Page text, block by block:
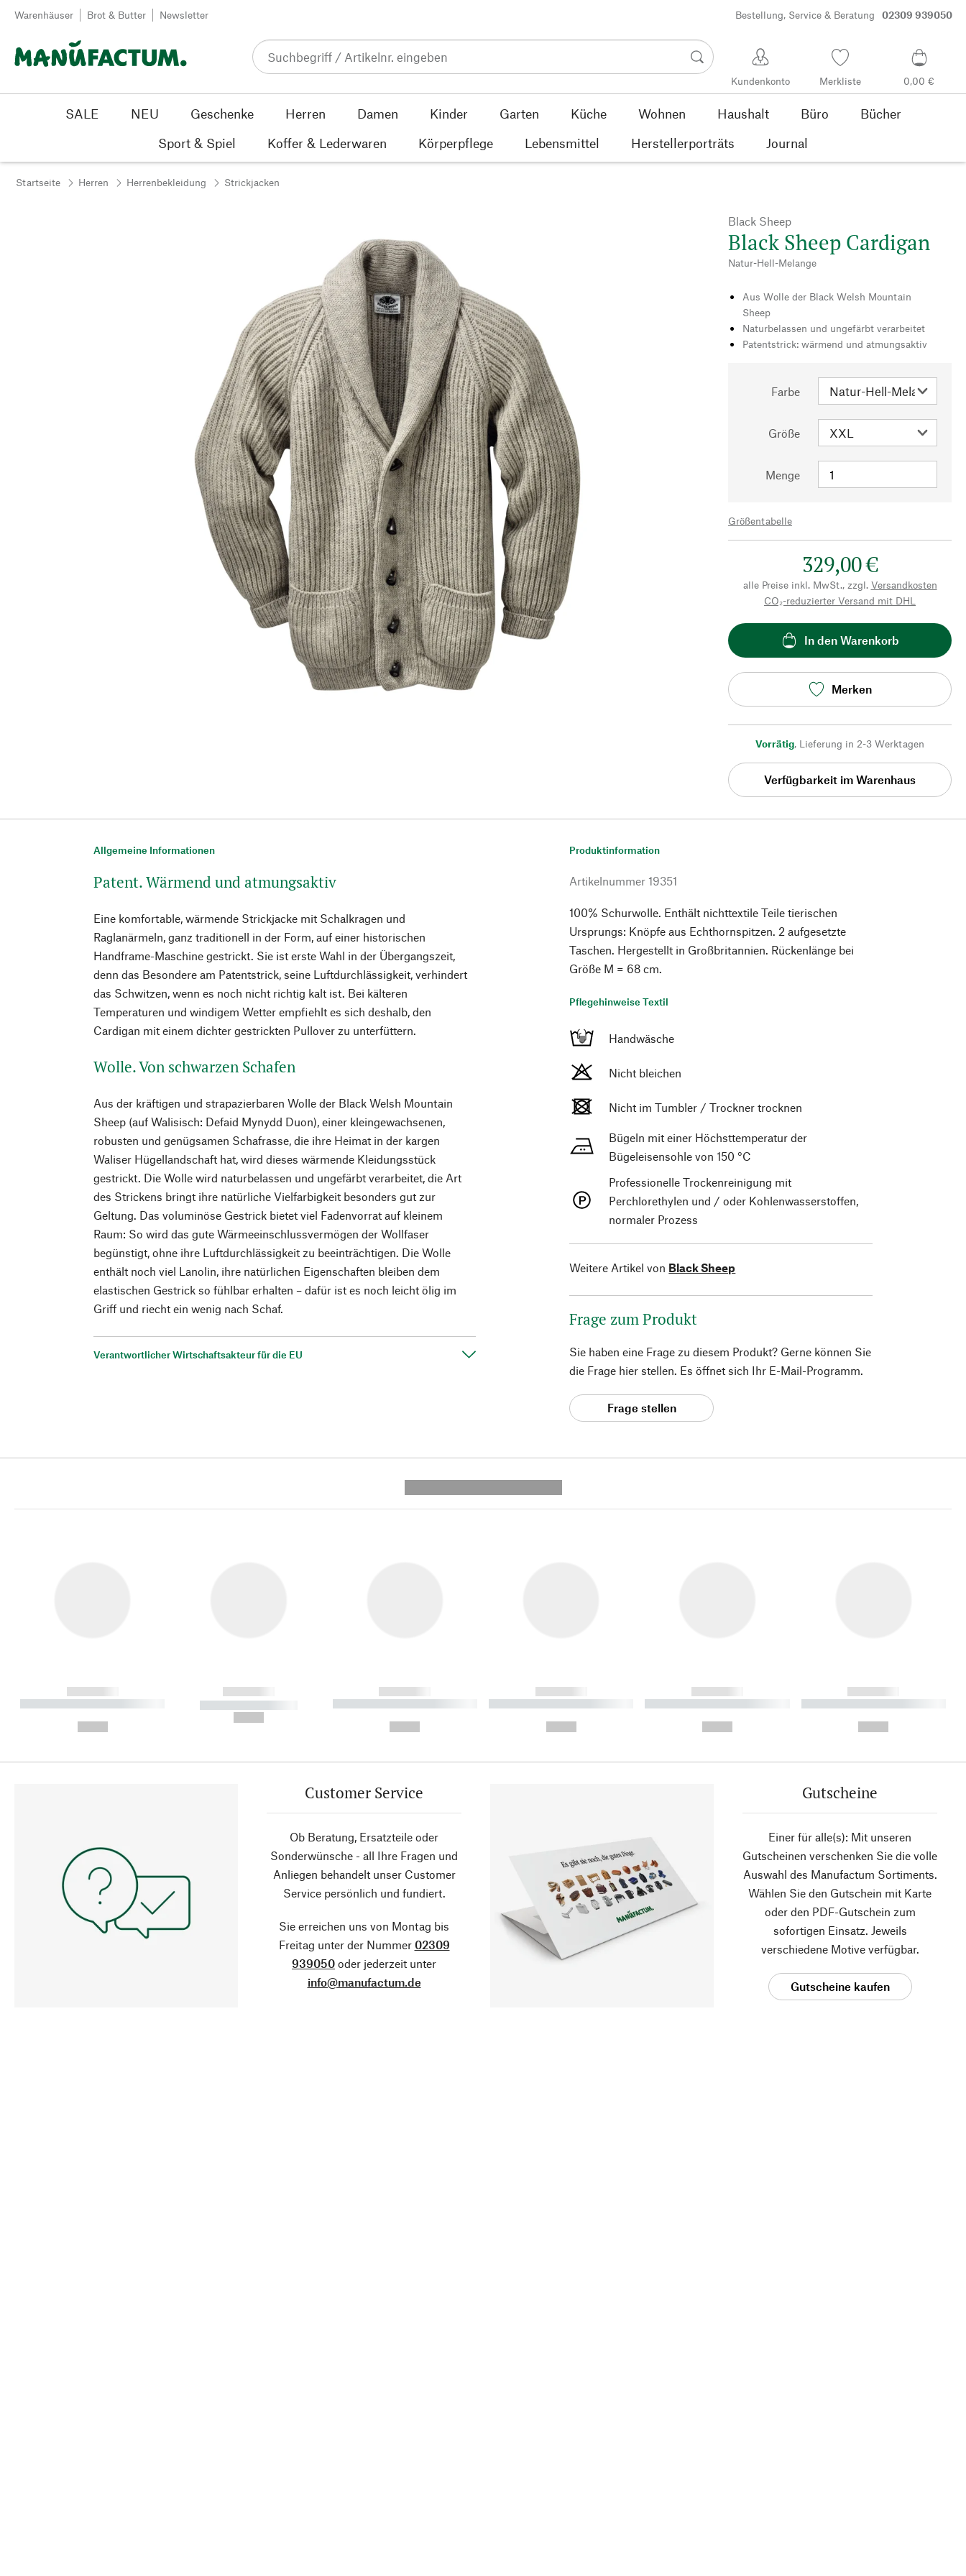
Zum Inhalt springen
Warenhäuser Brot & Butter Newsletter Bestellung, Service & Beratung 02309 939050
Kundenkonto Merkliste 0,00 €
SALE NEU Geschenke Herren Damen Kinder Garten Küche Wohnen Haushalt Büro
Bücher
Sport & Spiel
Koffer & Lederwaren Körperpflege Lebensmittel Herstellerporträts Journal
Startseite Herren Herrenbekleidung Strickjacken
Black Sheep
Black Sheep Cardigan
Natur-Hell-Melange
Aus Wolle der Black Welsh Mountain
Sheep
Naturbelassen und ungefärbt verarbeitet
Patentstrick: wärmend und atmungsaktiv
Farbe
Größe
Menge
Größentabelle
329,00 €
alle Preise inkl. MwSt., zzgl. Versandkosten
CO₂-reduzierter Versand mit DHL
In den Warenkorb
Merken
Vorrätig, Lieferung in 2-3 Werktagen
Verfügbarkeit im Warenhaus
Allgemeine Informationen
Patent. Wärmend und atmungsaktiv
Eine komfortable, wärmende Strickjacke mit Schalkragen und
Raglanärmeln, ganz traditionell in der Form, auf einer historischen
Handframe-Maschine gestrickt. Sie ist erste Wahl in der Übergangszeit,
denn das Besondere am Patentstrick, seine Luftdurchlässigkeit, verhindert
das Schwitzen, wenn es noch nicht richtig kalt ist. Bei kälteren
Temperaturen und windigem Wetter empfiehlt es sich deshalb, den
Cardigan mit einem dichter gestrickten Pullover zu unterfüttern.
Wolle. Von schwarzen Schafen
Aus der kräftigen und strapazierbaren Wolle der Black Welsh Mountain
Sheep (auf Walisisch: Defaid Mynydd Duon), einer kleingewachsenen,
robusten und genügsamen Schafrasse, die ihre Heimat in der kargen
Waliser Hügellandschaft hat, wird dieses wärmende Kleidungsstück
gestrickt. Die Wolle wird naturbelassen und ungefärbt verarbeitet, die Art
des Strickens bringt ihre natürliche Vielfarbigkeit besonders gut zur
Geltung. Das voluminöse Gestrick bietet viel Fadenvorrat auf kleinem
Raum: So wird das gute Wärmeeinschlussvermögen der Wollfaser
begünstigt, ohne ihre Luftdurchlässigkeit zu beeinträchtigen. Die Wolle
enthält noch viel Lanolin, ihre natürlichen Eigenschaften bleiben dem
elastischen Gestrick so fühlbar erhalten – dafür ist es noch leicht ölig im
Griff und riecht ein wenig nach Schaf.
Verantwortlicher Wirtschaftsakteur für die EU
Produktinformation
Artikelnummer 19351
100% Schurwolle. Enthält nichttextile Teile tierischen
Ursprungs: Knöpfe aus Echthornspitzen. 2 aufgesetzte
Taschen. Hergestellt in Großbritannien. Rückenlänge bei
Größe M = 68 cm.
Pflegehinweise Textil
Handwäsche
Nicht bleichen
Nicht im Tumbler / Trockner trocknen
Bügeln mit einer Höchsttemperatur der
Bügeleisensohle von 150 °C
Professionelle Trockenreinigung mit
Perchlorethylen und / oder Kohlenwasserstoffen,
normaler Prozess
Weitere Artikel von Black Sheep
Frage zum Produkt
Sie haben eine Frage zu diesem Produkt? Gerne können Sie
die Frage hier stellen. Es öffnet sich Ihr E-Mail-Programm.
Frage stellen
------------
----------- ----------- ----------
------------
----------- -----------
------------
----------- ----------- ----------
------------
----------- ----------- ----------
------------
----------- ----------- ----------
------------
----------- ----------- ----------
Customer Service
Ob Beratung, Ersatzteile oder
Sonderwünsche - all Ihre Fragen und
Anliegen behandelt unser Customer
Service persönlich und fundiert.
Sie erreichen uns von Montag bis
Freitag unter der Nummer 02309
939050 oder jederzeit unter
info@manufactum.de
Gutscheine
Einer für alle(s): Mit unseren
Gutscheinen verschenken Sie die volle
Auswahl des Manufactum Sortiments.
Wählen Sie den Gutschein mit Karte
oder den PDF-Gutschein zum
sofortigen Einsatz. Jeweils
verschiedene Motive verfügbar.
Gutscheine kaufen